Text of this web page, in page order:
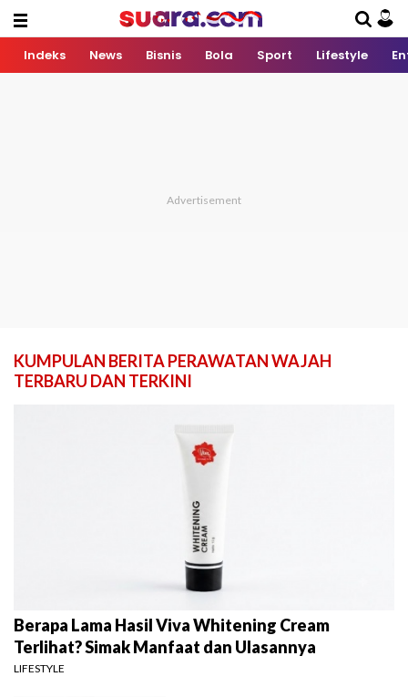
Indeks News Bisnis Bola Sport Lifestyle
KUMPULAN BERITA PERAWATAN WAJAH
TERBARU DAN TERKINI
Berapa Lama Hasil Viva Whitening Cream
Terlihat? Simak Manfaat dan Ulasannya
LIFESTYLE